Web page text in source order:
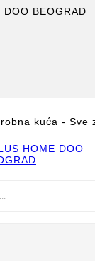
kuća - Sve